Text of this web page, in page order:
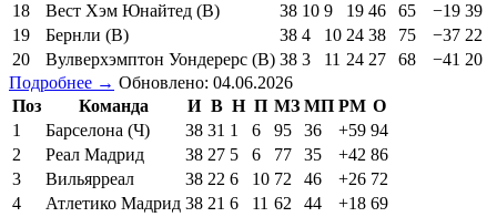
18
Вест Хэм Юнайтед (В) 38 10 9 19 46 65 −19 39
19
Бернли (В) 38 4 10 24 38 75 −37 22
20
Вулверхэмптон Уондерерс (В) 38 3 11 24 27 68 −41 20
Подробнее → Обновлено: 04.06.2026
Поз
Команда И В Н П МЗ МП РМ О
1
Барселона (Ч) 38 31 1 6 95 36 +59 94
2
Реал Мадрид 38 27 5 6 77 35 +42 86
3
Вильярреал 38 22 6 10 72 46 +26 72
4
Атлетико Мадрид 38 21 6 11 62 44 +18 69